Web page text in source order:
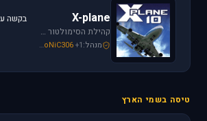
X-plane
קהילת הסימולטור X-plane, סימולטור העתיד של התעופה האזרחית. בפורום תוכלו לקבל מידע ותמיכה. אז קדימה, תפסו את הג'ויסטיק והצטרפו לחוויה.
מנהל: SoNiC306+1
טיסה בשמי הארץ